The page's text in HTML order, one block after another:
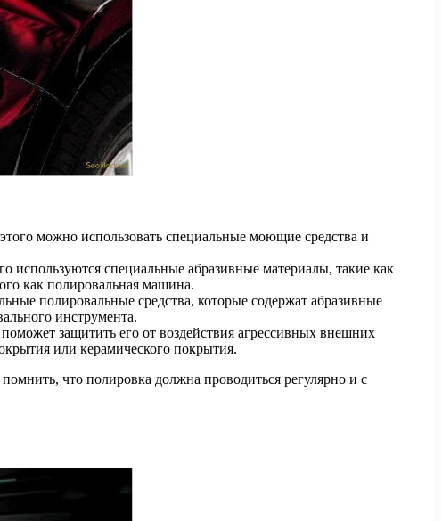
можно использовать специальные моющие средства и
специальные абразивные материалы, такие как
как полировальная машина.
полировальные средства, которые содержат абразивные
инструмента.
защитить его от воздействия агрессивных внешних
или керамического покрытия.
что полировка должна проводиться регулярно и с